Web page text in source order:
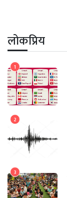
लोकप्रिय
1
2
3